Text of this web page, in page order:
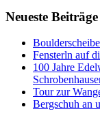
Neueste Beiträge
Fensterln auf
100 Jahre
Tour zur
Bergschuh an